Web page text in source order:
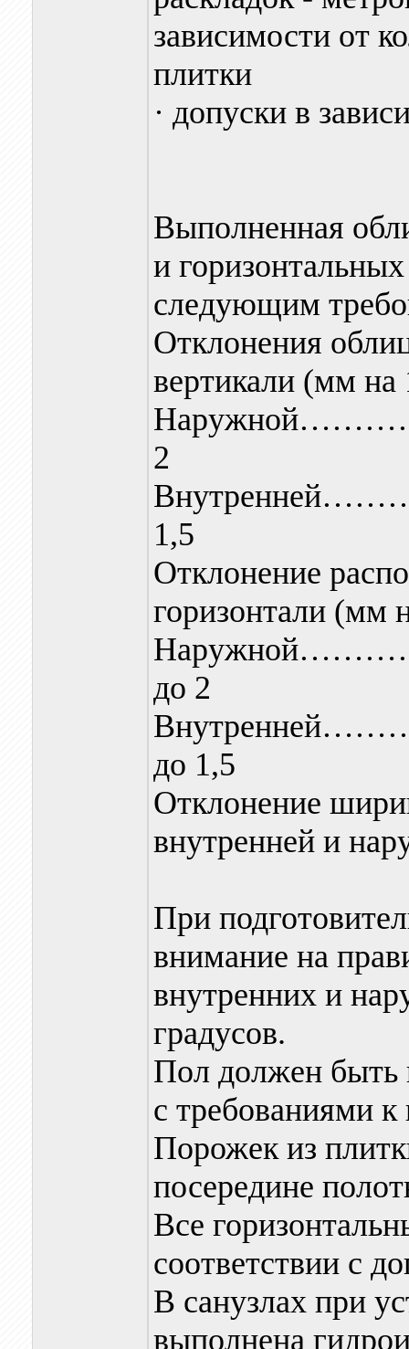
зависимости от
плитки
· допуски в
Выполненная
и
следующим
Отклонения
вертикали (мм
2
1,5
Отклонение
горизонтали (мм
до 2
до 1,5
Отклонение
внутренней и
При
внимание на
внутренних и
градусов.
Пол должен быть
с требованиями к
Порожек из
посередине
Все
соответствии с
В санузлах при
выполнена